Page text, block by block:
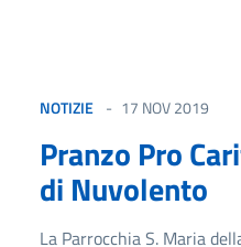
NOTIZIE 17 NOV 2019
Pranzo Pro
di Nuvolento
La Parrocchia S. Maria